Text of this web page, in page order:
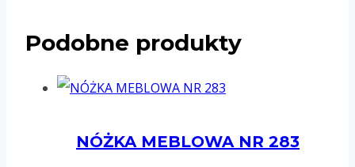
Podobne produkty
NÓŻKA MEBLOWA NR 283